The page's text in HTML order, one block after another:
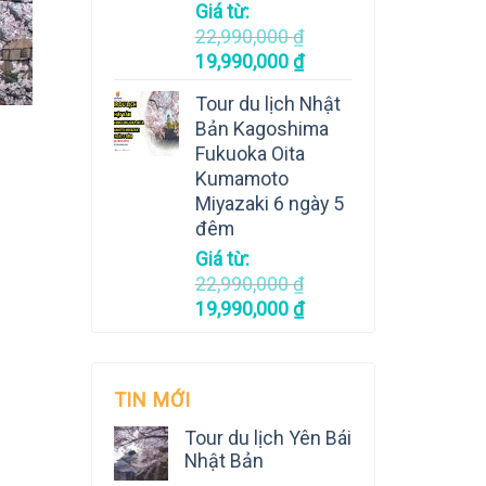
Giá từ:
22,990,000₫
19,990,000₫
Tour du lịch Nhật
Bản Kagoshima
Fukuoka Oita
Kumamoto
Miyazaki 6 ngày 5
đêm
Giá từ:
22,990,000₫
19,990,000₫
TIN MỚI
Tour du lịch Yên Bái
Nhật Bản